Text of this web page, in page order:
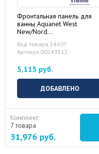
Фронтальная панель для
ванны Aquanet West
New/Nord
150
Код товара:14607
Артикул:00243512
5,115 руб.
ДОБАВЛЕНО
Комплект:
7 товара
31,976 руб.